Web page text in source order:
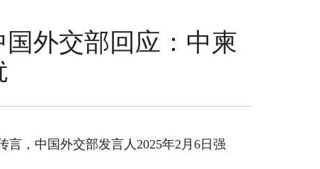
外交部回应：中柬
言，中国外交部发言人2025年2月6日强